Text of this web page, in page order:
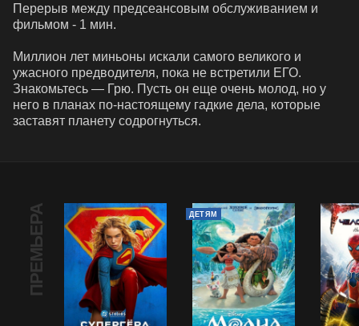
Перерыв между предсеансовым обслуживанием и
фильмом - 1 мин.
Миллион лет миньоны искали самого великого и
ужасного предводителя, пока не встретили ЕГО.
Знакомьтесь — Грю. Пусть он еще очень молод, но у
него в планах по-настоящему гадкие дела, которые
заставят планету содрогнуться.
ПРЕМЬЕРА ДЕТЯМ